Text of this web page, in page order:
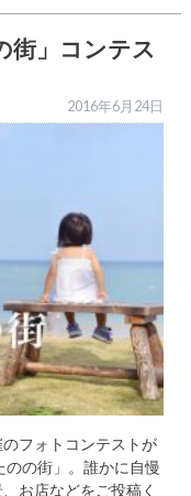
街」コンテス
2016年6月24日
フォトコンテストが
の街」。誰かに自慢
お店などをご投稿く